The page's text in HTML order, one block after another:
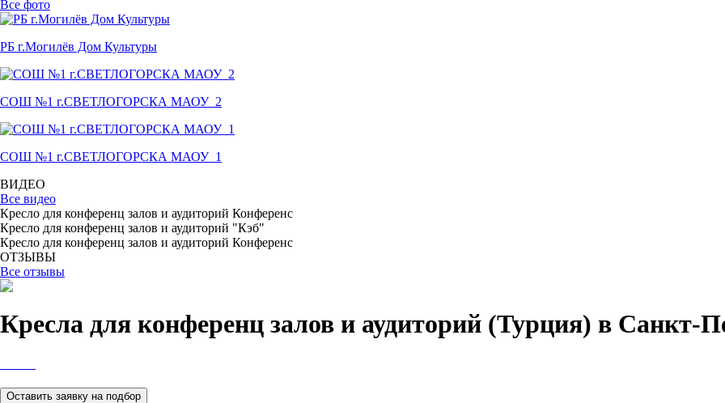
Все фото
РБ г.Могилёв Дом Культуры
СОШ №1 г.СВЕТЛОГОРСКА МАОУ_2
СОШ №1 г.СВЕТЛОГОРСКА МАОУ_1
ВИДЕО
Все видео
Кресло для конференц залов и аудиторий Конференс
Кресло для конференц залов и аудиторий "Кэб"
Кресло для конференц залов и аудиторий Конференс
ОТЗЫВЫ
Все отзывы
Кресла для конференц залов и аудиторий (Турция) в Санкт-